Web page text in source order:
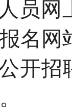
员网
名
开招